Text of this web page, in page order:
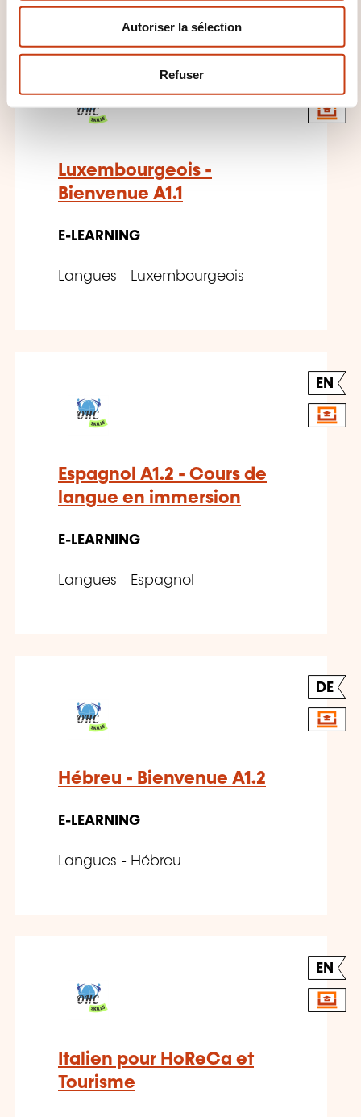
n
Autoriser la sélection
Refuser
VOUS INTÉRESSER
Luxembourgeois -
Bienvenue A1.1
E-LEARNING
Langues - Luxembourgeois
EN
Espagnol A1.2 - Cours de
langue en immersion
E-LEARNING
Langues - Espagnol
DE
Hébreu - Bienvenue A1.2
E-LEARNING
Langues - Hébreu
EN
Italien pour HoReCa et
Tourisme